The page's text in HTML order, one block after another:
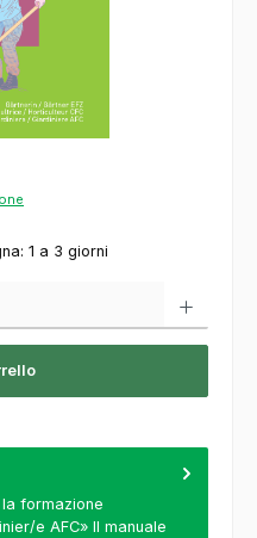
1 a 3 giorni
formazione
e AFC» Il manuale